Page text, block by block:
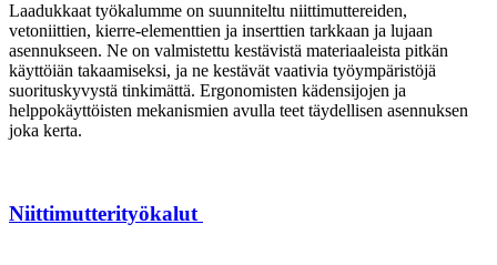
Laadukkaat työkalumme on suunniteltu niittimuttereiden,
vetoniittien, kierre-elementtien ja inserttien tarkkaan ja lujaan
asennukseen. Ne on valmistettu kestävistä materiaaleista pitkän
käyttöiän takaamiseksi, ja ne kestävät vaativia työympäristöjä
suorituskyvystä tinkimättä. Ergonomisten kädensijojen ja
helppokäyttöisten mekanismien avulla teet täydellisen asennuksen
joka kerta.
Niittimutterityökalut